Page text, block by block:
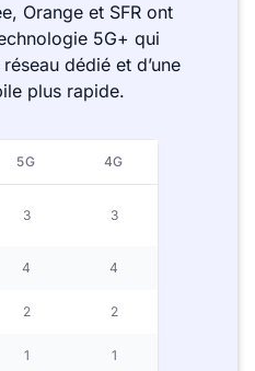
Orange et SFR ont
5G+ qui
dédié et d’une
plus rapide.
5G 4G
3 3
4 4
2 2
1 1